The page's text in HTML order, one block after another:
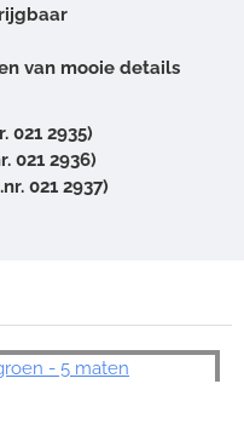
van mooie details
021 2935)
021 2936)
021 2937)